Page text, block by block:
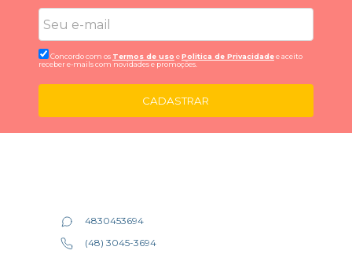
Concordo com os Termos de uso ePolitica de Privacidadee aceito
receber e-mails com novidades e promoções.
CADASTRAR
4830453694
(48) 3045-3694